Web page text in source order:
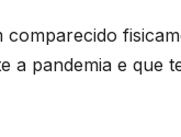
pandemia e que